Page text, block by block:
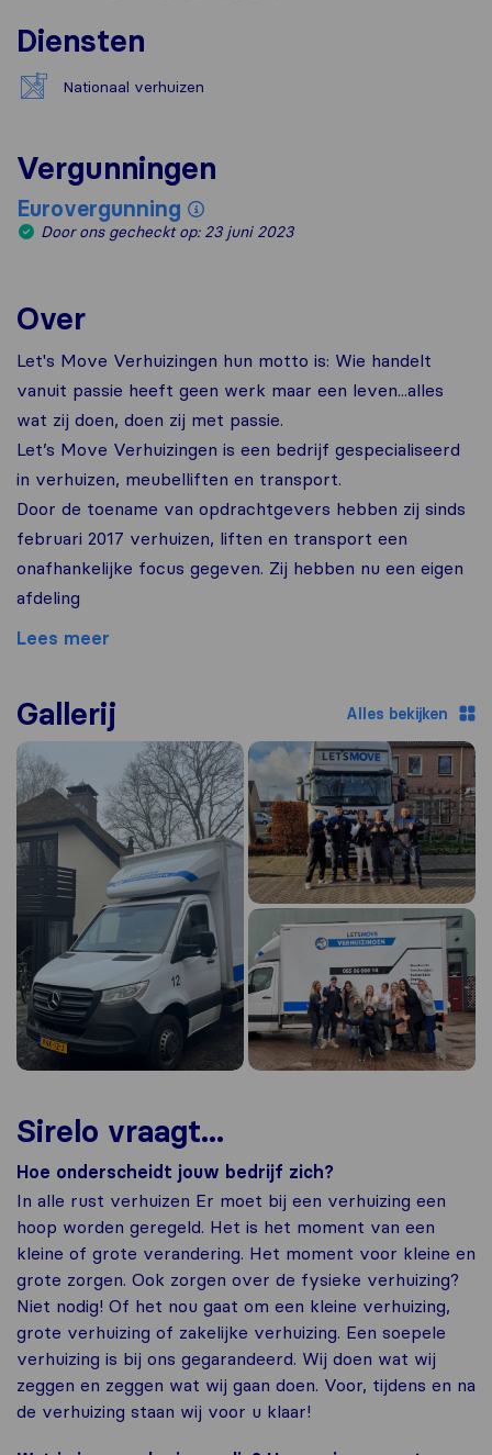
Diensten
Nationaal verhuizen
Vergunningen
Eurovergunning
Door ons gecheckt op: 23 juni 2023
Over
Let's Move Verhuizingen hun motto is: Wie handelt
vanuit passie heeft geen werk maar een leven...alles
wat zij doen, doen zij met passie.
Let’s Move Verhuizingen is een bedrijf gespecialiseerd
in verhuizen, meubelliften en transport.
Door de toename van opdrachtgevers hebben zij sinds
februari 2017 verhuizen, liften en transport een
onafhankelijke focus gegeven. Zij hebben nu een eigen
afdeling
Lees meer
Gallerij Alles bekijken
Sirelo vraagt...
Hoe onderscheidt jouw bedrijf zich?
In alle rust verhuizen Er moet bij een verhuizing een
hoop worden geregeld. Het is het moment van een
kleine of grote verandering. Het moment voor kleine en
grote zorgen. Ook zorgen over de fysieke verhuizing?
Niet nodig! Of het nou gaat om een kleine verhuizing,
grote verhuizing of zakelijke verhuizing. Een soepele
verhuizing is bij ons gegarandeerd. Wij doen wat wij
zeggen en zeggen wat wij gaan doen. Voor, tijdens en na
de verhuizing staan wij voor u klaar!